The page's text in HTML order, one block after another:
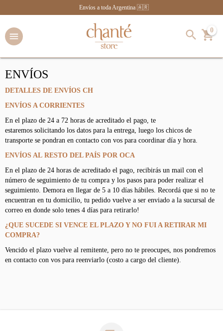
Envíos a toda Argentina 🇦🇷
0
ENVÍOS
DETALLES DE ENVÍOS CH
ENVÍOS A CORRIENTES
En el plazo de 24 a 72 horas de acreditado el pago, te
estaremos solicitando los datos para la entrega, luego los chicos de
transporte se pondran en contacto con vos para coordinar día y hora.
ENVÍOS AL RESTO DEL PAÍS POR OCA
En el plazo de 24 horas de acreditado el pago, recibirás un mail con el
número de seguimiento de tu compra y los pasos para poder realizar el
seguimiento. Demora en llegar de 5 a 10 días hábiles. Recordá que si no te
encuentran en tu domicilio, tu pedido vuelve a ser enviado a la sucursal de
correo en donde solo tenes 4 días para retirarlo!
¿QUE SUCEDE SI VENCE EL PLAZO Y NO FUI A RETIRAR MI
COMPRA?
Vencido el plazo vuelve al remitente, pero no te preocupes, nos pondremos
en contacto con vos para reenviarlo (costo a cargo del cliente).